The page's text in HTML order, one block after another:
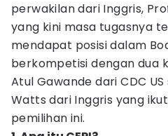
perwakilan dari Inggris,
yang kini masa tugasnya
mendapat posisi dalam
berkompetisi dengan dua
Atul Gawande dari CDC
Watts dari Inggris yang
pemilihan ini.